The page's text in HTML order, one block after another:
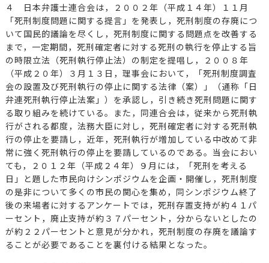
４ 日本弁護士連合会は，２００２年（平成１４年）１１月
「死刑制度問題に関する提言」を発表し，死刑制度の存廃につ
いて国民的議論を尽くし，死刑制度に関する問題点を改善する
まで，一定期間，死刑確定者に対する死刑の執行を停止する旨
の時限立法（死刑執行停止法）の制定を提唱し，２００８年
（平成２０年）３月１３日，理事会において，「死刑制度調査
会の設置及び死刑執行の停止に関する法律（案）」（通称「日
弁連死刑執行停止法案」）を承認し，引き続き死刑問題に関す
る取り組みを続けている。また，同連合会は，従来から死刑執
行がされる都度，法務大臣に対し，死刑確定者に対する死刑執
行の停止を要請し，近年，死刑執行が増加している中改めて非
常に強く死刑執行の停止を要請しているのである。当会におい
ても，２０１２年（平成２４年）９月には，「死刑を考える
日」と題した市民向けシンポジウムを企画・開催し，死刑制度
の是非について多くの市民の関心を集め，同シンポジウム終了
後の来場者に対するアンケートでは，死刑存置支持が約４１パ
ーセント，廃止支持が約３７パーセント，分からないとしたの
が約２２パーセントと意見が分かれ，死刑制度の存廃を議論す
ることが必要であることを裏付ける結果となった。